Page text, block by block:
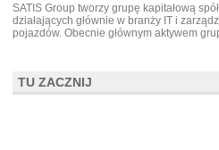
SATIS Group tworzy grupę kapitałową
działających głównie w branży IT i
pojazdów. Obecnie głównym aktywem
TU ZACZNIJ